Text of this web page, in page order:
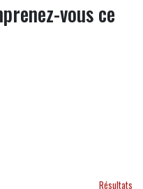
vous ce
Résultats